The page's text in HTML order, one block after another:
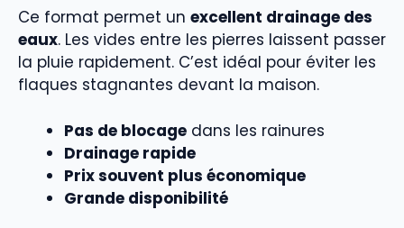
Ce format permet un excellent drainage des
eaux. Les vides entre les pierres laissent passer
la pluie rapidement. C’est idéal pour éviter les
flaques stagnantes devant la maison.
Pas de blocage dans les rainures
Drainage rapide
Prix souvent plus économique
Grande disponibilité